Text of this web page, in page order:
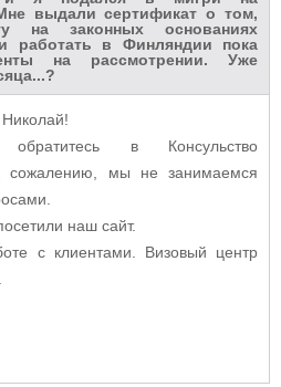
выдали сертификат о том,
на законных основаниях
работать в Финляндии пока
на рассмотрении. Уже
Николай!
обратитесь в Консульство
сожалению, мы не занимаемся
наш сайт.
с клиентами. Визовый центр